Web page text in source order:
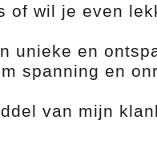
of wil je even
unieke en
spanning en
van mijn